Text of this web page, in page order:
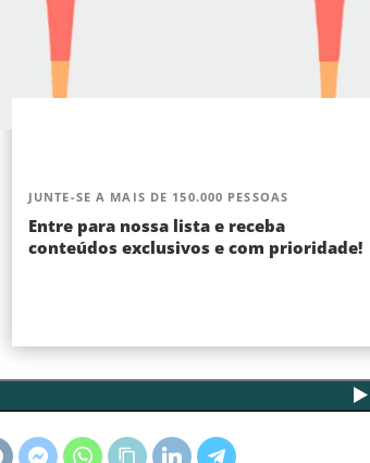
JUNTE-SE A MAIS DE 150.000 PESSOAS
Entre para nossa lista e receba
conteúdos exclusivos e com prioridade!